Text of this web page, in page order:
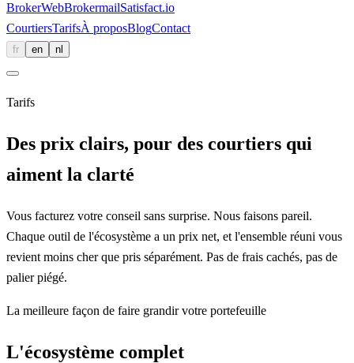
BrokerWebBrokermailSatisfact.io
CourtiersTarifsÀ proposBlogContact
fr en nl
Tarifs
Des prix clairs, pour des courtiers qui
aiment la clarté
Vous facturez votre conseil sans surprise. Nous faisons pareil.
Chaque outil de l'écosystème a un prix net, et l'ensemble réuni vous
revient moins cher que pris séparément. Pas de frais cachés, pas de
palier piégé.
La meilleure façon de faire grandir votre portefeuille
L'écosystème complet